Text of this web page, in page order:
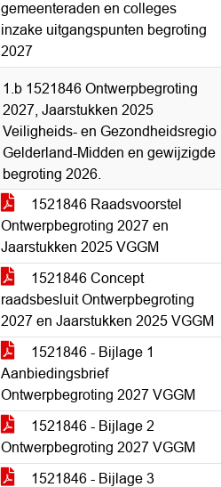
gemeenteraden en colleges
inzake uitgangspunten begroting
2027
1.b 1521846 Ontwerpbegroting
2027, Jaarstukken 2025
Veiligheids- en Gezondheidsregio
Gelderland-Midden en gewijzigde
begroting 2026.
1521846 Raadsvoorstel
Ontwerpbegroting 2027 en
Jaarstukken 2025 VGGM
1521846 Concept
raadsbesluit Ontwerpbegroting
2027 en Jaarstukken 2025 VGGM
1521846 - Bijlage 1
Aanbiedingsbrief
Ontwerpbegroting 2027 VGGM
1521846 - Bijlage 2
Ontwerpbegroting 2027 VGGM
1521846 - Bijlage 3